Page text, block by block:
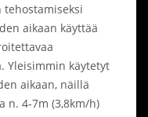
tehostamiseksi
aikaan käyttää
Yleisimmin käytetyt
aikaan, näillä
n. 4-7m (3,8km/h)